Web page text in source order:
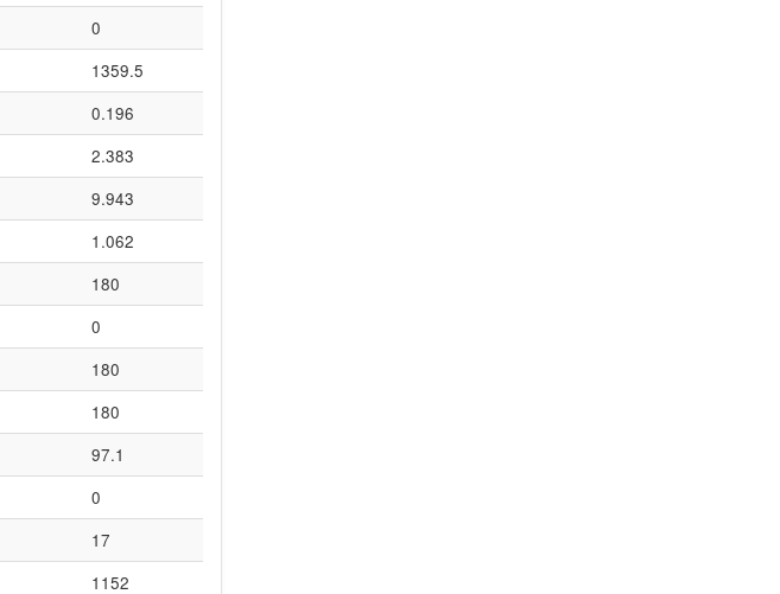
0
1359.5
0.196
2.383
9.943
1.062
180
0
180
180
97.1
0
17
1152